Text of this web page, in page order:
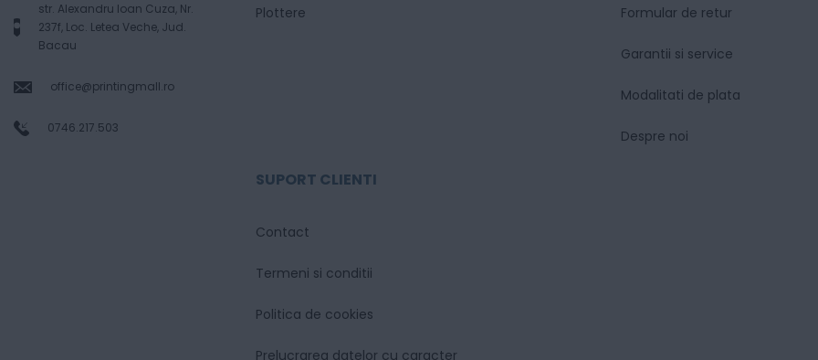
str. Alexandru Ioan Cuza, Nr.
237f, Loc. Letea Veche, Jud.
Bacau
office@printingmall.ro
0746.217.503
Plottere Formular de retur
Garantii si service
Modalitati de plata
Despre noi
SUPORT CLIENTI
Contact
Termeni si conditii
Politica de cookies
Prelucrarea datelor cu caracter